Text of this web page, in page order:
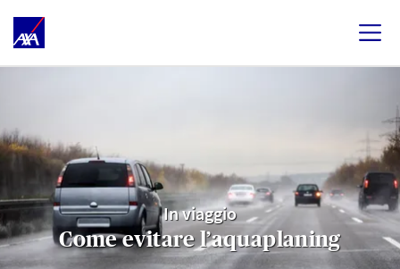
In viaggio
Come evitare l’aquaplaning